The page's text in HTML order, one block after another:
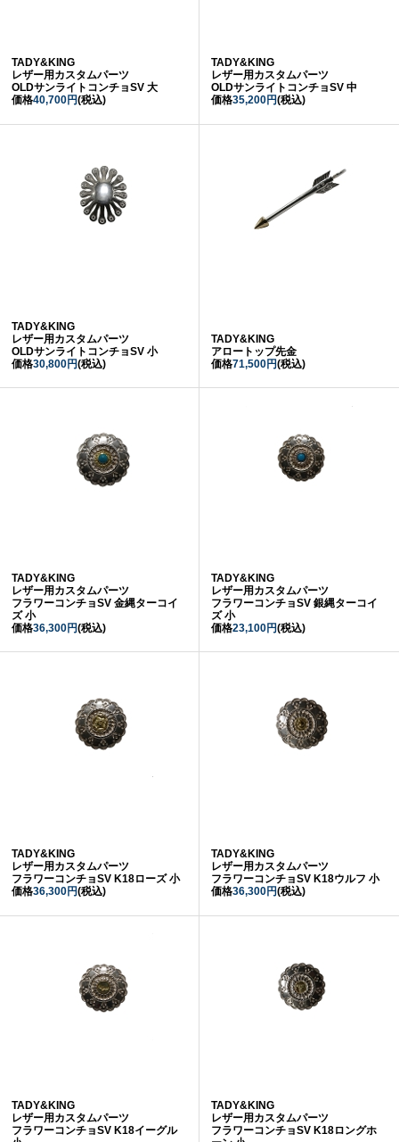
TADY&KING
レザー用カスタムパーツ
OLDサンライトコンチョSV 大
価格40,700円(税込)
TADY&KING
レザー用カスタムパーツ
OLDサンライトコンチョSV 中
価格35,200円(税込)
TADY&KING
レザー用カスタムパーツ
OLDサンライトコンチョSV 小
価格30,800円(税込)
TADY&KING
アロートップ先金
価格71,500円(税込)
TADY&KING
レザー用カスタムパーツ
フラワーコンチョSV 金縄ターコイ
ズ 小
価格36,300円(税込)
TADY&KING
レザー用カスタムパーツ
フラワーコンチョSV 銀縄ターコイ
ズ 小
価格23,100円(税込)
TADY&KING
レザー用カスタムパーツ
フラワーコンチョSV K18ローズ 小
価格36,300円(税込)
TADY&KING
レザー用カスタムパーツ
フラワーコンチョSV K18ウルフ 小
価格36,300円(税込)
TADY&KING
レザー用カスタムパーツ
フラワーコンチョSV K18イーグル
TADY&KING
レザー用カスタムパーツ
フラワーコンチョSV K18ロングホ